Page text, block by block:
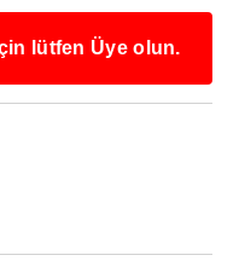
lütfen Üye olun.